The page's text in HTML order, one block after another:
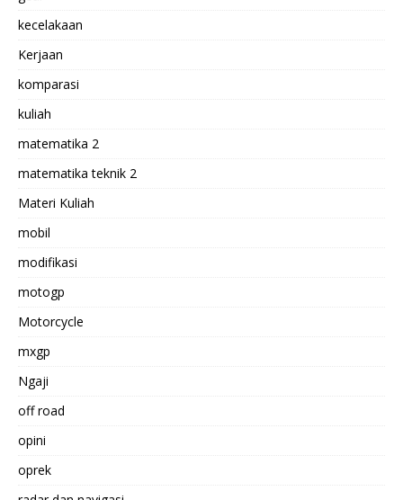
kecelakaan
Kerjaan
komparasi
kuliah
matematika 2
matematika teknik 2
Materi Kuliah
mobil
modifikasi
motogp
Motorcycle
mxgp
Ngaji
off road
opini
oprek